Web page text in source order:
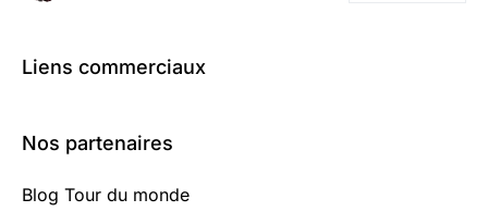
Liens commerciaux
Nos partenaires
Blog Tour du monde